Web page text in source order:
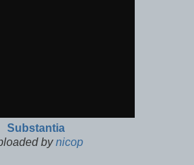
Substantia
bynicop